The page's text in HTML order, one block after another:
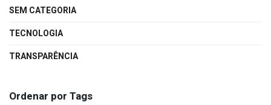
SEM CATEGORIA
TECNOLOGIA
TRANSPARÊNCIA
Ordenar por Tags